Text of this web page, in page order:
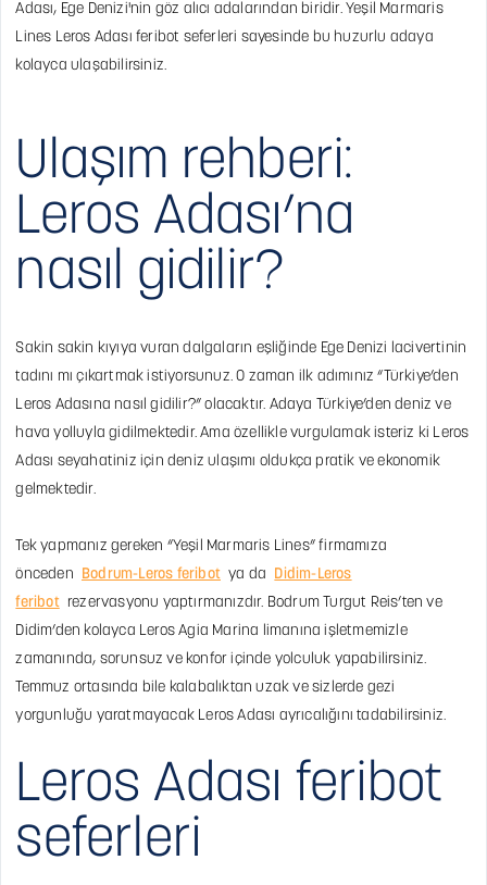
Adası, Ege Denizi'nin göz alıcı adalarından biridir. Yeşil Marmaris
Lines Leros Adası feribot seferleri sayesinde bu huzurlu adaya
kolayca ulaşabilirsiniz.
Ulaşım rehberi:
Leros Adası’na
nasıl gidilir?
Sakin sakin kıyıya vuran dalgaların eşliğinde Ege Denizi lacivertinin
tadını mı çıkartmak istiyorsunuz. O zaman ilk adımınız “Türkiye’den
Leros Adasına nasıl gidilir?” olacaktır. Adaya Türkiye’den deniz ve
hava yolluyla gidilmektedir. Ama özellikle vurgulamak isteriz ki Leros
Adası seyahatiniz için deniz ulaşımı oldukça pratik ve ekonomik
gelmektedir.
Tek yapmanız gereken “Yeşil Marmaris Lines” firmamıza
önceden Bodrum-Leros feribotya da Didim-Leros
feribotrezervasyonu yaptırmanızdır. Bodrum Turgut Reis’ten ve
Didim’den kolayca Leros Agia Marina limanına işletmemizle
zamanında, sorunsuz ve konfor içinde yolculuk yapabilirsiniz.
Temmuz ortasında bile kalabalıktan uzak ve sizlerde gezi
yorgunluğu yaratmayacak Leros Adası ayrıcalığını tadabilirsiniz.
Leros Adası feribot
seferleri